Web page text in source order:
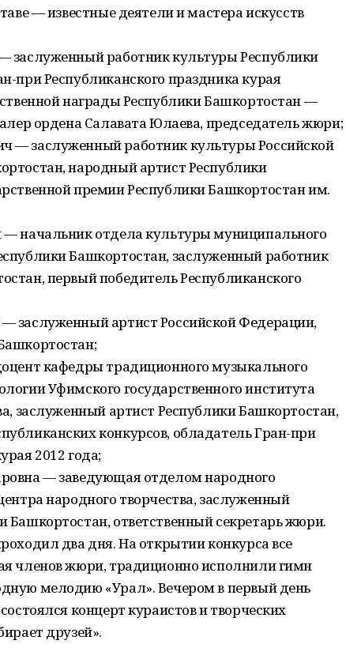
— известные деятели и мастера искусств
заслуженный работник культуры Республики
при Республиканского праздника курая
награды Республики Башкортостан —
ордена Салавата Юлаева, председатель жюри;
— заслуженный работник культуры Российской
народный артист Рес­публики
премии Республики Башкортостан им.
начальник отдела культуры муниципального
Башкортостан, заслуженный работник
первый победитель Республиканского
заслуженный артист Российской Федерации,
кафедры традиционного музыкального
Уфимского государственного института
заслуженный артист Республики Башкортостан,
конкурсов, обладатель Гран-при
2012 года;
— заведующая отделом народного
народного творчества, заслуженный
Башкортостан, ответственный секретарь жюри.
два дня. На открытии конкурса все
членов жюри, традиционно исполнили гимн
мелодию «Урал». Вечером в первый день
концерт кураистов и творческих
друзей».